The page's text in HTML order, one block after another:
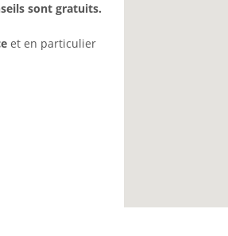
sont gratuits.
et en particulier